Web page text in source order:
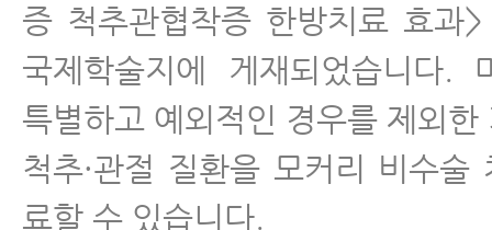
증 척추관협착증 한방치료 효과
국제학술지에 게재되었습니다.
특별하고 예외적인 경우를 제외한
척추·관절 질환을 모커리 비수술
료할 수 있습니다.